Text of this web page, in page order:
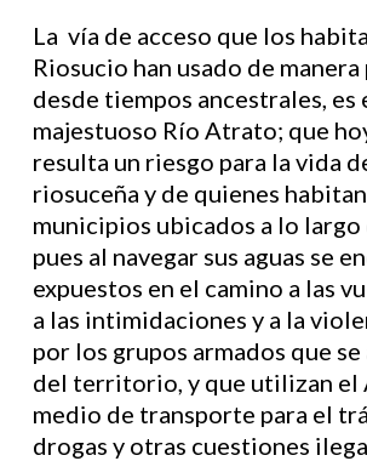
La vía de acceso que los
Riosucio han usado de
desde tiempos ancestrales, es
majestuoso Río Atrato; que
resulta un riesgo para la vida
riosuceña y de quienes
municipios ubicados a lo largo
pues al navegar sus aguas se
expuestos en el camino a las
a las intimidaciones y a la
por los grupos armados que
del territorio, y que utilizan el
medio de transporte para el
drogas y otras cuestiones